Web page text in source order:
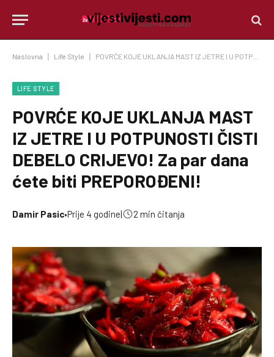
Naslovna Life Style POVRĆE KOJE UKLANJA MAST IZ JETRE I U POTPUNOSTI ČISTI DEBELO CRIJEVO! Za par dana ćete biti PREPOROĐENI!
LIFE STYLE
POVRĆE KOJE UKLANJA MAST
IZ JETRE I U POTPUNOSTI ČISTI
DEBELO CRIJEVO! Za par dana
ćete biti PREPOROĐENI!
Damir Pasic•Prije 4 godine| 2 min čitanja